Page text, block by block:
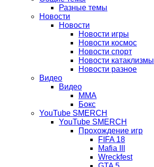
вкладке)
Разные темы
Новости
Новости
Новости игры
Новости космос
Новости спорт
Новости катаклизмы
Новости разное
Видео
Видео
ММА
Бокс
YouTube SMERCH
YouTube SMERCH
Прохождение игр
FIFA 18
Mafia III
Wreckfest